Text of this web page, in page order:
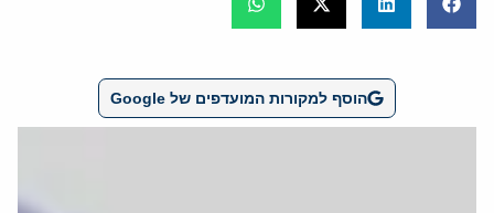
הוסף למקורות המועדפים של Google